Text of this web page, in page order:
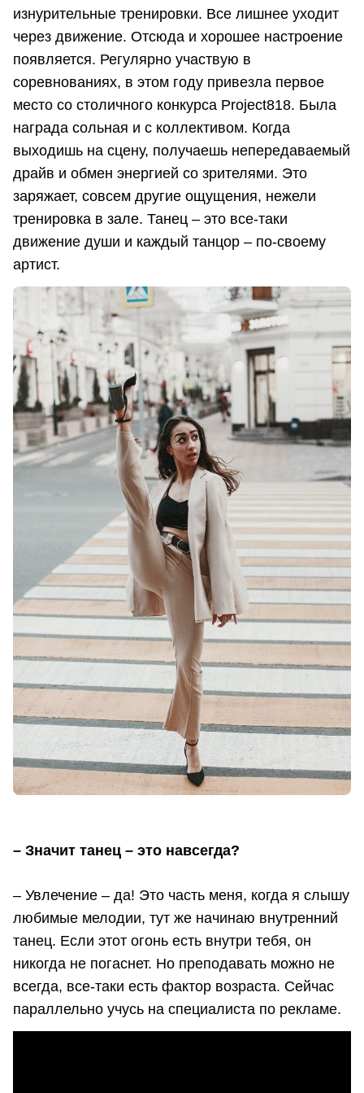
изнурительные тренировки. Все лишнее уходит
через движение. Отсюда и хорошее настроение
появляется. Регулярно участвую в
соревнованиях, в этом году привезла первое
место со столичного конкурса Project818. Была
награда сольная и с коллективом. Когда
выходишь на сцену, получаешь непередаваемый
драйв и обмен энергией со зрителями. Это
заряжает, совсем другие ощущения, нежели
тренировка в зале. Танец – это все-таки
движение души и каждый танцор – по-своему
артист.
– Значит танец – это навсегда?
– Увлечение – да! Это часть меня, когда я слышу
любимые мелодии, тут же начинаю внутренний
танец. Если этот огонь есть внутри тебя, он
никогда не погаснет. Но преподавать можно не
всегда, все-таки есть фактор возраста. Сейчас
параллельно учусь на специалиста по рекламе.